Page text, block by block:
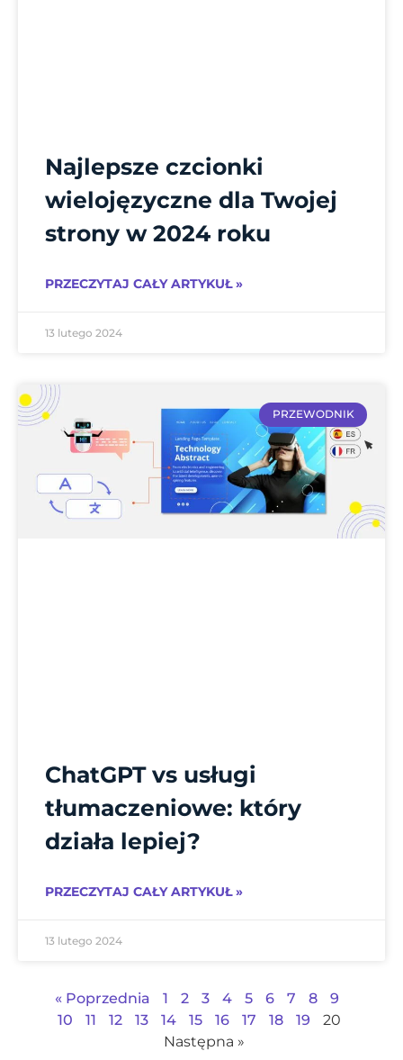
Najlepsze czcionki
wielojęzyczne dla Twojej
strony w 2024 roku
PRZECZYTAJ CAŁY ARTYKUŁ »
13 lutego 2024
PRZEWODNIK
ChatGPT vs usługi
tłumaczeniowe: który
działa lepiej?
PRZECZYTAJ CAŁY ARTYKUŁ »
13 lutego 2024
« Poprzednia 1 2 3 4 5 6 7 8
9
10
11 12 13 14 15 16 17 18 19
20
Następna »